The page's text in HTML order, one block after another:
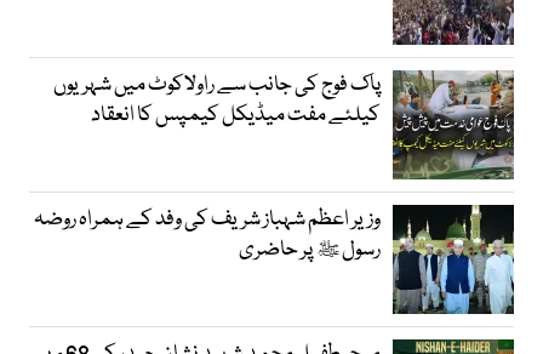
پاک فوج کی جانب سے راولاکوٹ میں شہریوں
کیلئے مفت میڈیکل کیمپس کا انعقاد
وزیر اعظم شہباز شریف کی وفد کے ہمراہ روضہ
رسول ﷺ پر حاضری